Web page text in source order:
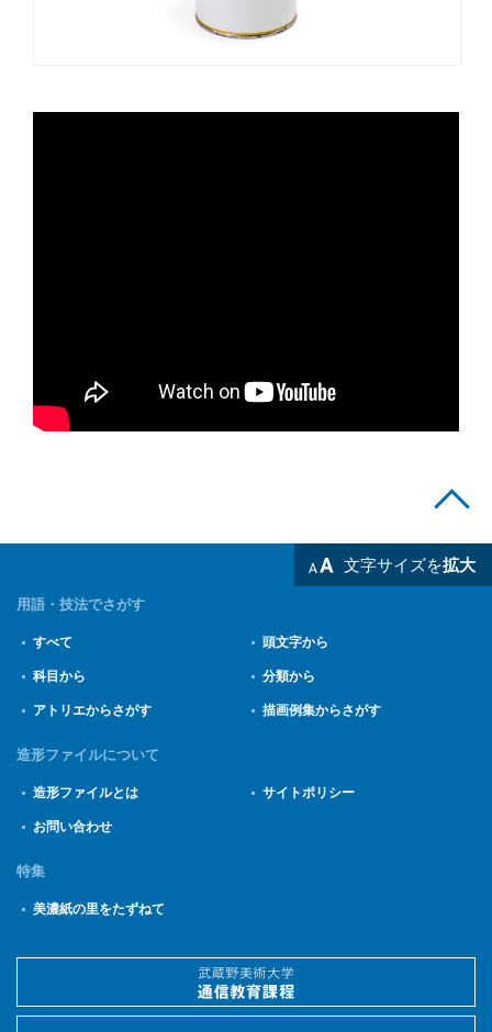
文字サイズを拡大
用語・技法でさがす
すべて 頭文字から
科目から 分類から
アトリエからさがす 描画例集からさがす
造形ファイルについて
造形ファイルとは サイトポリシー
お問い合わせ
特集
美濃紙の里をたずねて